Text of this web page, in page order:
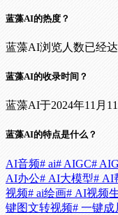
蓝藻AI的热度？
蓝藻AI浏览人数已经
蓝藻AI的收录时间？
蓝藻AI于2024年11月
蓝藻AI的特点是什么？
AI音频# ai# AIGC#
AI办公# AI大模型# AI
视频# ai绘画# AI视频
键图文转视频# 一键成